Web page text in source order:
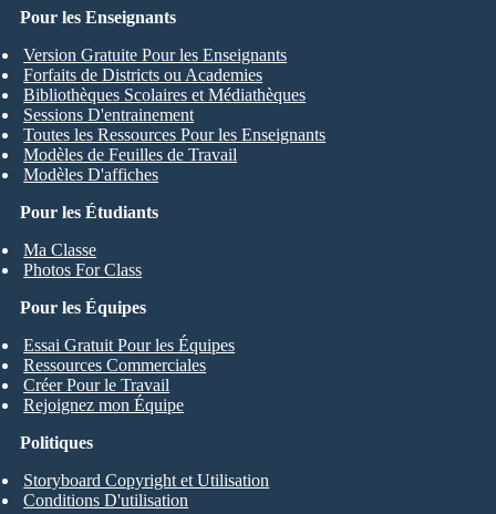
Pour les Étudiants
Ma Classe
Photos For Class
Pour les Enseignants
Version Gratuite Pour les Enseignants
Forfaits de Districts ou Academies
Bibliothèques Scolaires et Médiathèques
Sessions D'entrainement
Toutes les Ressources Pour les Enseignants
Modèles de Feuilles de Travail
Modèles D'affiches
Pour les Équipes
Essai Gratuit Pour les Équipes
Ressources Commerciales
Créer Pour le Travail
Rejoignez mon Équipe
Politiques
Storyboard Copyright et Utilisation
Conditions D'utilisation